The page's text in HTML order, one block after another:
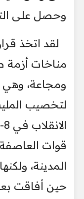
وحصل على
لقد اتخذ
مناخات أزمة
ومجاعة، وهي
لتخصيب
قوات
المدينة،
حين أفاقت